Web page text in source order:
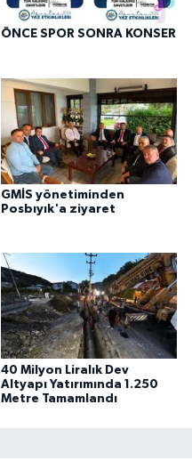
ÖNCE SPOR SONRA KONSER
GMİS yönetiminden
Posbıyık'a ziyaret
40 Milyon Liralık Dev
Altyapı Yatırımında 1.250
Metre Tamamlandı